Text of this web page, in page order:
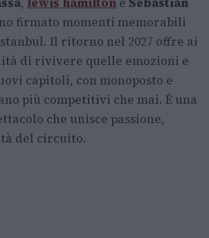
firmato momenti memorabili
Il ritorno nel 2027 offre ai
di rivivere quelle emozioni e
capitoli, con monoposto e
più competitivi che mai. È una
che unisce passione,
del circuito.